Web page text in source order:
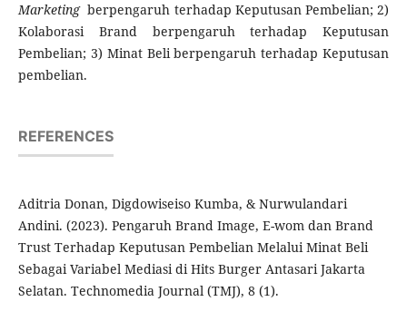
Marketing berpengaruh terhadap Keputusan Pembelian; 2)
Kolaborasi Brand berpengaruh terhadap Keputusan
Pembelian; 3) Minat Beli berpengaruh terhadap Keputusan
pembelian.
REFERENCES
Aditria Donan, Digdowiseiso Kumba, & Nurwulandari
Andini. (2023). Pengaruh Brand Image, E-wom dan Brand
Trust Terhadap Keputusan Pembelian Melalui Minat Beli
Sebagai Variabel Mediasi di Hits Burger Antasari Jakarta
Selatan. Technomedia Journal (TMJ), 8 (1).